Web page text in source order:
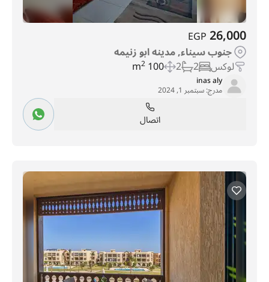
26,000
EGP
جنوب سيناء, مدينه ابو زنيمه
لوكس 2
2
100 m
2
inas aly
مدرج:سبتمبر 1, 2024
اتصال